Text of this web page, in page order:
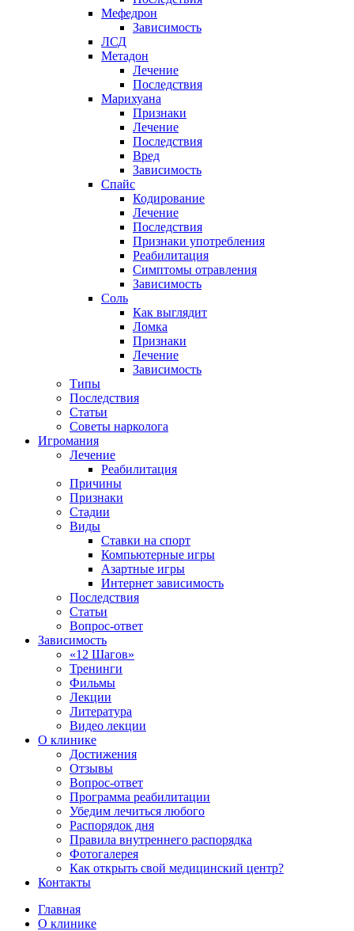
Мефедрон
Зависимость
ЛСД
Метадон
Лечение
Последствия
Марихуана
Признаки
Лечение
Последствия
Вред
Зависимость
Спайс
Кодирование
Лечение
Последствия
Признаки употребления
Реабилитация
Симптомы отравления
Зависимость
Соль
Как выглядит
Ломка
Признаки
Лечение
Зависимость
Типы
Последствия
Статьи
Советы нарколога
Игромания
Лечение
Реабилитация
Причины
Признаки
Стадии
Виды
Ставки на спорт
Компьютерные игры
Азартные игры
Интернет зависимость
Последствия
Статьи
Вопрос-ответ
Зависимость
«12 Шагов»
Тренинги
Фильмы
Лекции
Литература
Видео лекции
О клинике
Достижения
Отзывы
Вопрос-ответ
Программа реабилитации
Убедим лечиться любого
Распорядок дня
Правила внутреннего распорядка
Фотогалерея
Как открыть свой медицинский центр?
Контакты
Главная
О клинике